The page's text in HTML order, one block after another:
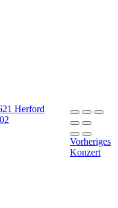
Vorheriges
Konzert